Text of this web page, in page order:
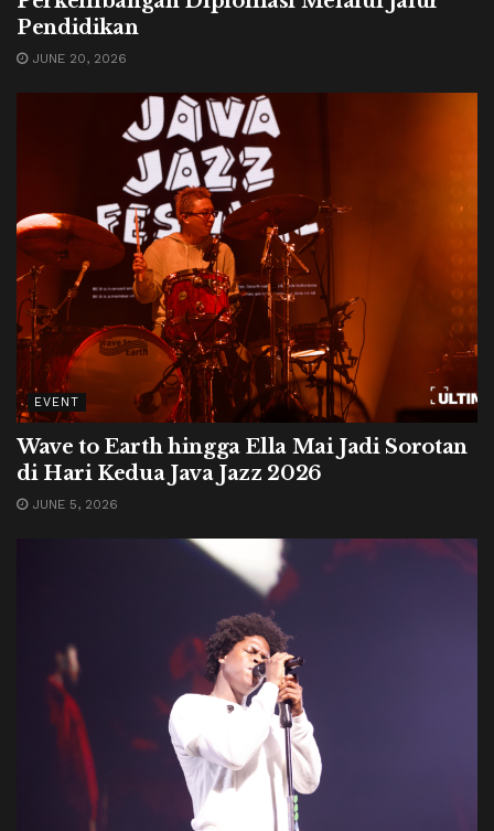
Pendidikan
JUNE 20, 2026
EVENT
Wave to Earth hingga Ella Mai Jadi Sorotan
di Hari Kedua Java Jazz 2026
JUNE 5, 2026